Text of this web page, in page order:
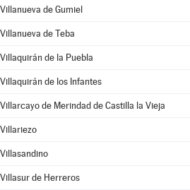
Villanueva de Gumiel
Villanueva de Teba
Villaquirán de la Puebla
Villaquirán de los Infantes
Villarcayo de Merindad de Castilla la Vieja
Villariezo
Villasandino
Villasur de Herreros